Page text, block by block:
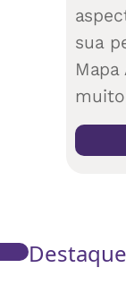
sua